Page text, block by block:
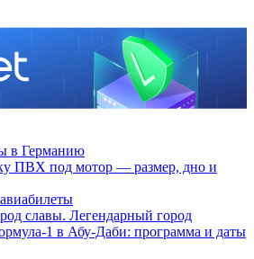
в Германию
ПВХ под мотор — размер, дно и
славы. Легендарный город
1 в Абу-Даби: программа и даты